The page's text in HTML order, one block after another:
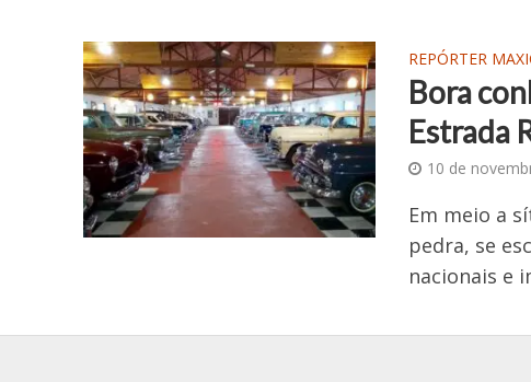
REPÓRTER
Bora
Estrada
10 de
Em meio a
pedra, se
nacionais e